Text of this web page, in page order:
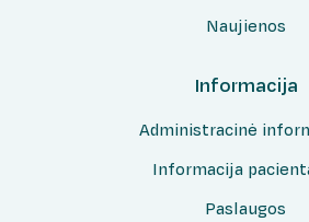
Naujienos
Informacija
Administracinė
Informacija
Paslaugos